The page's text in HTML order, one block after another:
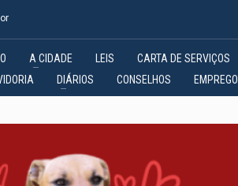
A CIDADE LEIS CARTA DE SERVIÇOS
DIÁRIOS CONSELHOS EMPREGO